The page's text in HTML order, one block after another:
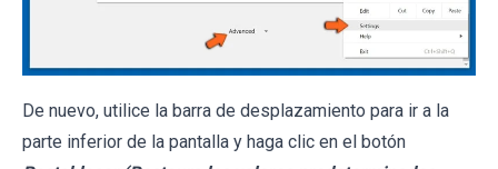
De nuevo, utilice la barra de desplazamiento para ir a la
parte inferior de la pantalla y haga clic en el botón